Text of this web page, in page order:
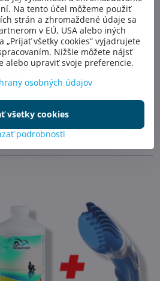
za
– 2 a 3 balenia
sety
Na tento účel môžeme použiť
strán a zhromaždené údaje sa
v EÚ, USA alebo iných
všetky cookies“ vyjadrujete
Nižšie môžete nájsť
alebo upraviť svoje preferencie.
osobných údajov
podrobnosti
všetky cookies